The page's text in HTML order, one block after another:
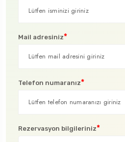
Mail adresiniz*
Telefon numaranız*
Rezervasyon bilgileriniz*